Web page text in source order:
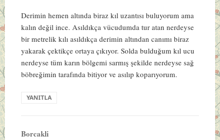
Derimin hemen altında biraz kıl uzantısı buluyorum ama
kalın değil ince. Asıldıkça vücudumda tur atan nerdeyse
bir metrelik kılı asıldıkça derimin altından canımı biraz
yakarak çektikçe ortaya çıkıyor. Solda bulduğum kıl ucu
nerdeyse tüm karın bölgemi sarmış şekilde nerdeyse sağ
böbreğimin tarafında bitiyor ve asılıp koparıyorum.
YANITLA
Borcaklidedi